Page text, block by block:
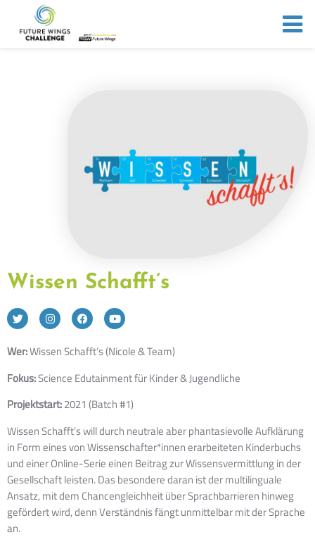
Wissen Schafft’s
Wer:Wissen Schafft’s (Nicole & Team)
Fokus:Science Edutainment für Kinder & Jugendliche
Projektstart:2021 (Batch #1)
Wissen Schafft’s will durch neutrale aber phantasievolle Aufklärung
in Form eines von Wissenschafter*innen erarbeiteten Kinderbuchs
und einer Online-Serie einen Beitrag zur Wissensvermittlung in der
Gesellschaft leisten. Das besondere daran ist der multilinguale
Ansatz, mit dem Chancengleichheit über Sprachbarrieren hinweg
gefördert wird, denn Verständnis fängt unmittelbar mit der Sprache
an.